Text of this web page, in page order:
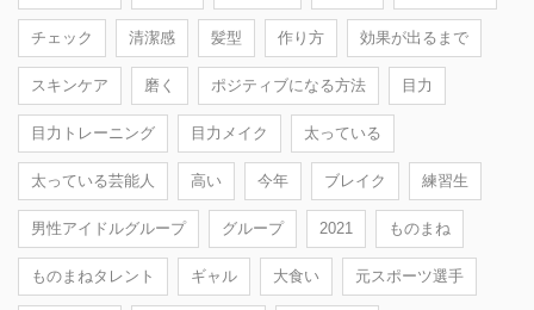
チェック 清潔感 髪型 作り方 効果が出るまで
スキンケア 磨く ポジティブになる方法 目力
目力トレーニング 目力メイク 太っている
太っている芸能人 高い 今年 ブレイク 練習生
男性アイドルグループ グループ 2021 ものまね
ものまねタレント ギャル 大食い 元スポーツ選手